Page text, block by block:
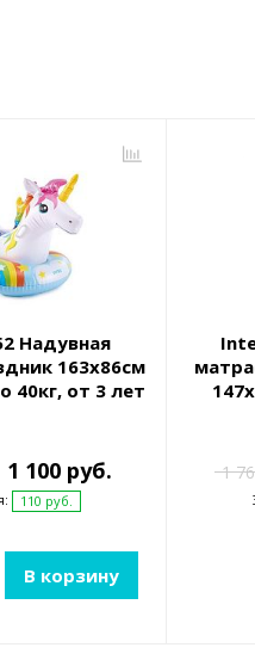
Надувная
163х86см
40кг, от 3 лет
1 100 руб.
110 руб.
В корзину
1